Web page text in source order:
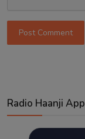
Post Comment
Radio Haanji App